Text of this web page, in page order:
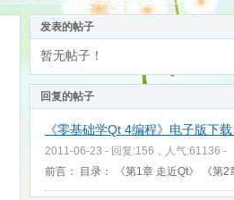
发表的帖子
暂无帖子！
回复的帖子
《零基础学Qt 4编程》电子版下
2011-06-23 - 回复:156，人气:61136 -
前言： 目录： 《第1章 走近Qt》 《第